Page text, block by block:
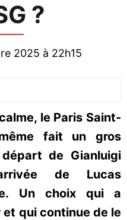
?
2025 à 22h15
le Paris Saint-
fait un gros
de Gianluigi
de Lucas
Un choix qui a
qui continue de le